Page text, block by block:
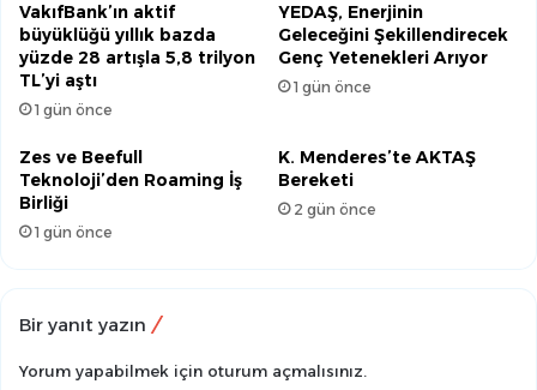
VakıfBank’ın aktif
büyüklüğü yıllık bazda
yüzde 28 artışla 5,8 trilyon
TL’yi aştı
1 gün önce
YEDAŞ, Enerjinin
Geleceğini Şekillendirecek
Genç Yetenekleri Arıyor
1 gün önce
Zes ve Beefull
Teknoloji’den Roaming İş
Birliği
1 gün önce
K. Menderes’te AKTAŞ
Bereketi
2 gün önce
Bir yanıt yazın
Yorum yapabilmek için oturum açmalısınız.